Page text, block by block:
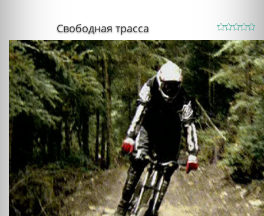
Свободная трасса